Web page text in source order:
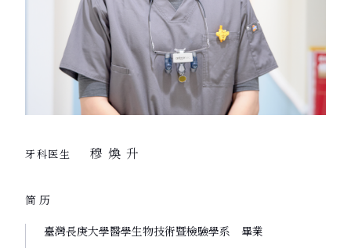
牙科医生 穆 煥 升
简历
臺灣長庚大學醫學生物技術暨檢驗學系 畢業